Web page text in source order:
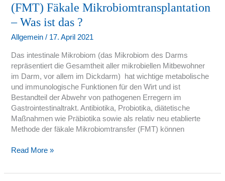
(FMT) Fäkale Mikrobiomtransplantation
– Was ist das ?
Allgemein / 17. April 2021
Das intestinale Mikrobiom (das Mikrobiom des Darms
repräsentiert die Gesamtheit aller mikrobiellen Mitbewohner
im Darm, vor allem im Dickdarm) hat wichtige metabolische
und immunologische Funktionen für den Wirt und ist
Bestandteil der Abwehr von pathogenen Erregern im
Gastrointestinaltrakt. Antibiotika, Probiotika, diätetische
Maßnahmen wie Präbiotika sowie als relativ neu etablierte
Methode der fäkale Mikrobiomtransfer (FMT) können
Mikrobiomtransplantation
–
Was
ist
?
Read More »